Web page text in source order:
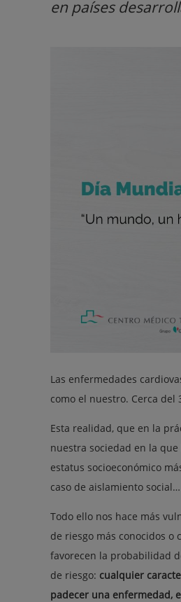
en países
Las enfermedades
como el nuestro. Cerca
Esta realidad, que en la
nuestra sociedad en la
estatus socioeconómico
caso de aislamiento social…
Todo ello nos hace más
de riesgo más conocidos
favorecen la probabilidad
de riesgo: cualquier
padecer una enfermedad,